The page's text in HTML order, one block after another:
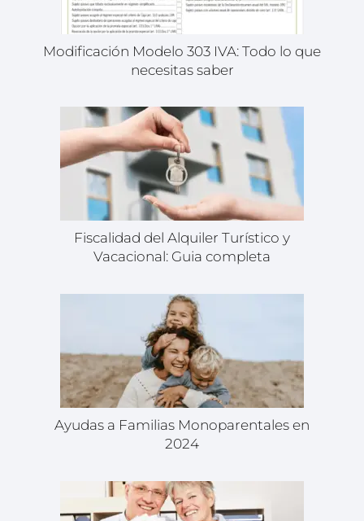
Modificación Modelo 303 IVA: Todo lo que
necesitas saber
Fiscalidad del Alquiler Turístico y
Vacacional: Guia completa
Ayudas a Familias Monoparentales en
2024